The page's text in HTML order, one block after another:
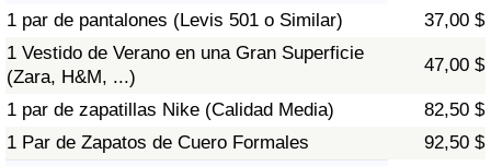
1 par de pantalones (Levis 501 o Similar)
37,00 $
1 Vestido de Verano en una Gran Superficie
(Zara, H&M, ...)
47,00 $
1 par de zapatillas Nike (Calidad Media)
82,50 $
1 Par de Zapatos de Cuero Formales
92,50 $